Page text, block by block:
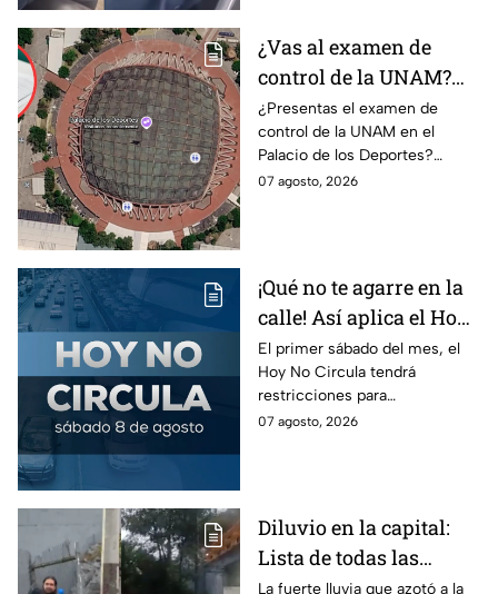
¿Vas al examen de
control de la UNAM?
Así puedes llegar al
Palacio de los Deportes
en Metro, camión y
Metrobús
¿Presentas el examen de
control de la UNAM en el
Palacio de los Deportes?
Consulta cómo llegar en
07 agosto, 2026
¡Qué no te agarre en la
calle! Así aplica el Hoy
No Circula el primer
sábado del mes
El primer sábado del mes, el
Hoy No Circula tendrá
restricciones para
determinados vehículos en la
07 agosto, 2026
Diluvio en la capital:
Lista de todas las
inundaciones en CDMX
La fuerte lluvia que azotó a la